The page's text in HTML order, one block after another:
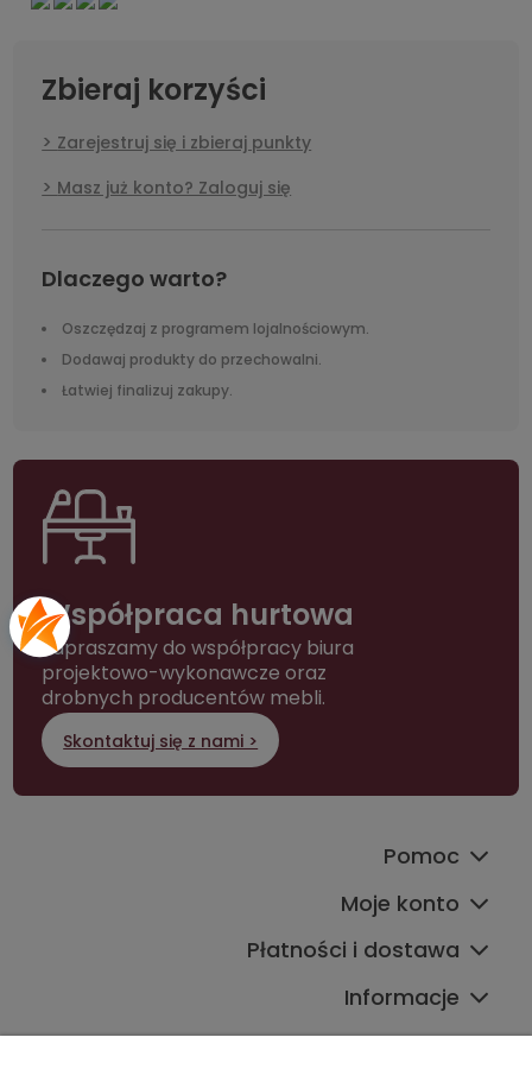
Zbieraj korzyści
Zarejestruj się i zbieraj punkty
Masz już konto? Zaloguj się
Dlaczego warto?
Oszczędzaj z programem lojalnościowym.
Dodawaj produkty do przechowalni.
Łatwiej finalizuj zakupy.
Współpraca hurtowa
Zapraszamy do współpracy biura
projektowo-wykonawcze oraz
drobnych producentów mebli.
Skontaktuj się z nami >
Pomoc
Moje konto
Płatności i dostawa
Informacje
Kontakt ze sklepem